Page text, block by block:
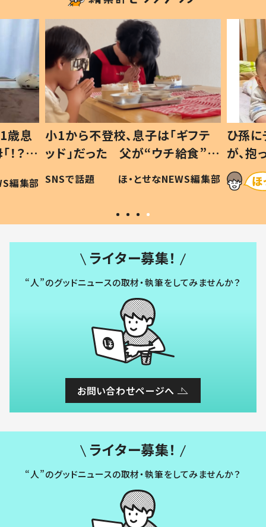
歳息
？」
編集部
小1から不登校、息子は「ギフテ
ッド」だった 父が“ウチ給食”を
作り続ける理由とは #令和の親
#令和の子
SNSで話題 ほ・とせなNEWS編集部
ひ孫
が、
「涙が
い」
ライター募集！
“人”のグッドニュースの取材・執筆をしてみませんか？
お問い合わせページへ
ライター募集！
“人”のグッドニュースの取材・執筆をしてみませんか？